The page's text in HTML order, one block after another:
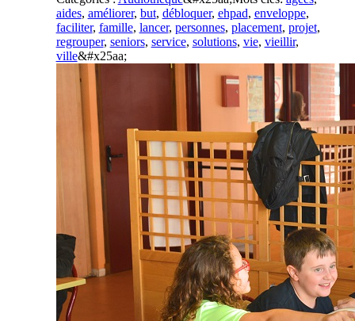
aides, améliorer, but, débloquer, ehpad, enveloppe,
faciliter, famille, lancer, personnes, placement, projet,
regrouper, seniors, service, solutions, vie, vieillir,
ville&#x25aa;